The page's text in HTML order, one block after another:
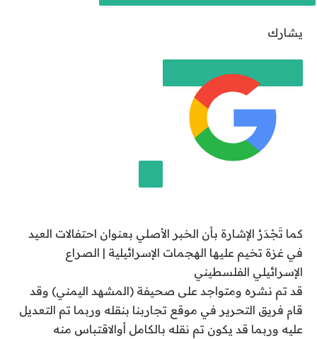
ت
2
7
6
يشارك
كما تَجْدَرُ الإشارة بأن الخبر الأصلي بعنوان احتفالات العيد
في غزة تخيم عليها الهجمات الإسرائيلية | الصراع
الإسرائيلي الفلسطيني
قد تم نشره ومتواجد على صحيفة (المشهد اليمني) وقد
قام فريق التحرير في موقع تجاربنا بنقله وربما تم التعديل
عليه وربما قد يكون تم نقله بالكامل أوالاقتباس منه